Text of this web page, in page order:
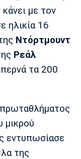
Ατλέτικο
Μαδρίτης
με τον
ηλικία 16
Ντόρτμουντ
Ρεάλ
τα 200
μικρού
εντυπωσίασε
της